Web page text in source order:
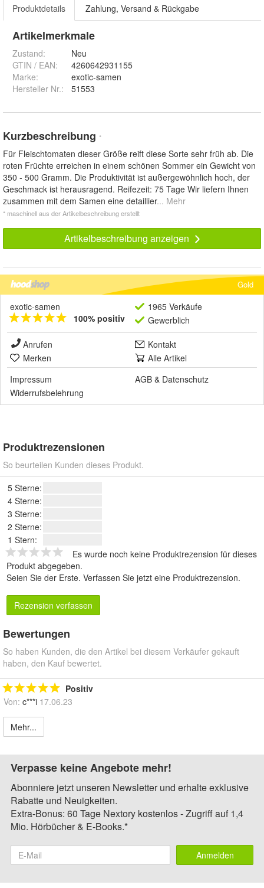
Produktdetails Zahlung, Versand & Rückgabe
Artikelmerkmale
Zustand:
Neu
GTIN / EAN:
4260642931155
Marke:
exotic-samen
Hersteller Nr.:
51553
Kurzbeschreibung *
Für Fleischtomaten dieser Größe reift diese Sorte sehr früh ab. Die
roten Früchte erreichen in einem schönen Sommer ein Gewicht von
350 - 500 Gramm. Die Produktivität ist außergewöhnlich hoch, der
Geschmack ist herausragend. Reifezeit: 75 Tage Wir liefern Ihnen
zusammen mit dem Samen eine detaillier... Mehr
* maschinell aus der Artikelbeschreibung erstellt
Artikelbeschreibung anzeigen
Gold
exotic-samen
100% positiv
1965 Verkäufe
Gewerblich
Anrufen
Kontakt
Merken
Alle Artikel
Impressum
AGB & Datenschutz
Widerrufsbelehrung
Produktrezensionen
So beurteilen Kunden dieses Produkt.
5 Sterne:
4 Sterne:
3 Sterne:
2 Sterne:
1 Stern:
Es wurde noch keine Produktrezension für dieses
Produkt abgegeben.
Seien Sie der Erste. Verfassen Sie jetzt eine Produktrezension.
Rezension verfassen
Bewertungen
So haben Kunden, die den Artikel bei diesem Verkäufer gekauft
haben, den Kauf bewertet.
Positiv
Von: c***i 17.06.23
Mehr...
Verpasse keine Angebote mehr!
Abonniere jetzt unseren Newsletter und erhalte exklusive
Rabatte und Neuigkeiten.
Extra-Bonus: 60 Tage Nextory kostenlos - Zugriff auf 1,4
Mio. Hörbücher & E-Books.*
Anmelden